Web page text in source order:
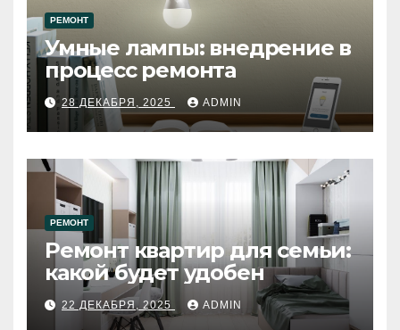
РЕМОНТ
Умные лампы: внедрение в
процесс ремонта
28 ДЕКАБРЯ, 2025 ADMIN
РЕМОНТ
Ремонт квартир для семьи:
какой будет удобен
22 ДЕКАБРЯ, 2025 ADMIN